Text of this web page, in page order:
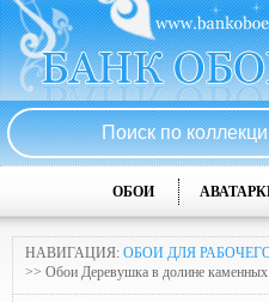
ОБОИ
НАВИГАЦИЯ: ОБОИ ДЛЯ
>> Обои Деревушка в долине каменных